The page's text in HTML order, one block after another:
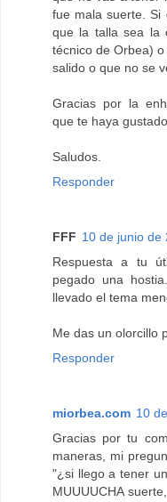
fue mala suerte. Si
que la talla sea la
técnico de Orbea)
salido o que no se
Gracias por la
que te haya
Saludos.
Responder
FFF 10 de junio de
Respuesta a tu
pegado una
llevado el tema
Me das un olorcillo
Responder
miorbea.com 10
Gracias por tu
maneras, mi
"¿si llego a tener
MUUUUCHA